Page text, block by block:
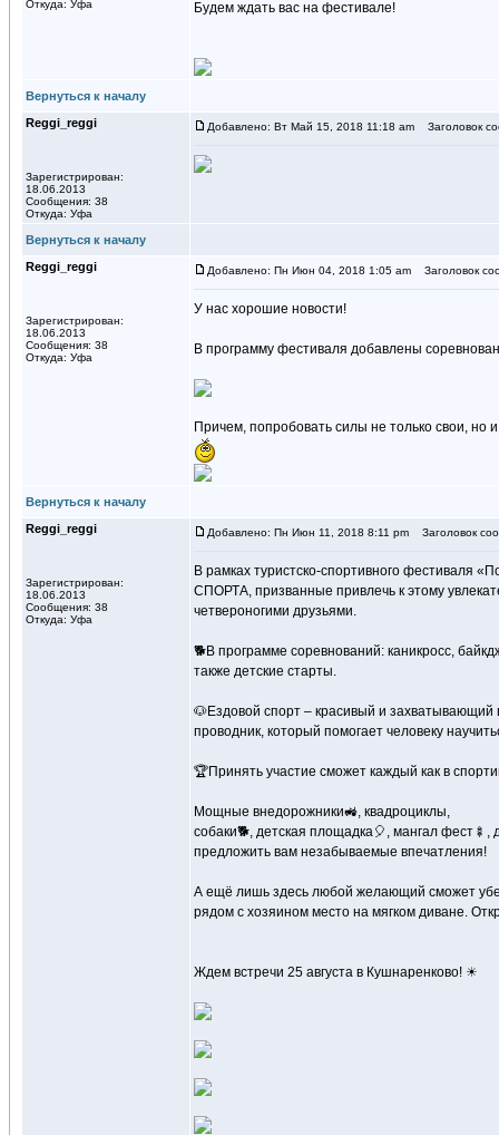
Откуда: Уфа
Будем ждать вас на фестивале!
Вернуться к началу
Reggi_reggi
Зарегистрирован:
18.06.2013
Сообщения: 38
Откуда: Уфа
Добавлено: Вт Май 15, 2018 11:18 am Заголовок
Вернуться к началу
Reggi_reggi
Зарегистрирован:
18.06.2013
Сообщения: 38
Откуда: Уфа
Добавлено: Пн Июн 04, 2018 1:05 am Заголовок
У нас хорошие новости!
В программу фестиваля добавлены
Причем, попробовать силы не только свои, но
Вернуться к началу
Reggi_reggi
Зарегистрирован:
18.06.2013
Сообщения: 38
Откуда: Уфа
Добавлено: Пн Июн 11, 2018 8:11 pm Заголовок
В рамках туристско-спортивного фестиваля
СПОРТА, призванные привлечь к этому
четвероногими друзьями.
🐕В программе соревнований: каникросс,
также детские старты.
🐶Ездовой спорт – красивый и захватывающий
проводник, который помогает человеку
🏆Принять участие сможет каждый как в
Мощные внедорожники🚜, квадроциклы,
собаки🐕, детская площадка🎈, мангал фест🍢,
предложить вам незабываемые впечатления!
А ещё лишь здесь любой желающий сможет
рядом с хозяином место на мягком диване.
Ждем встречи 25 августа в Кушнаренково! ☀